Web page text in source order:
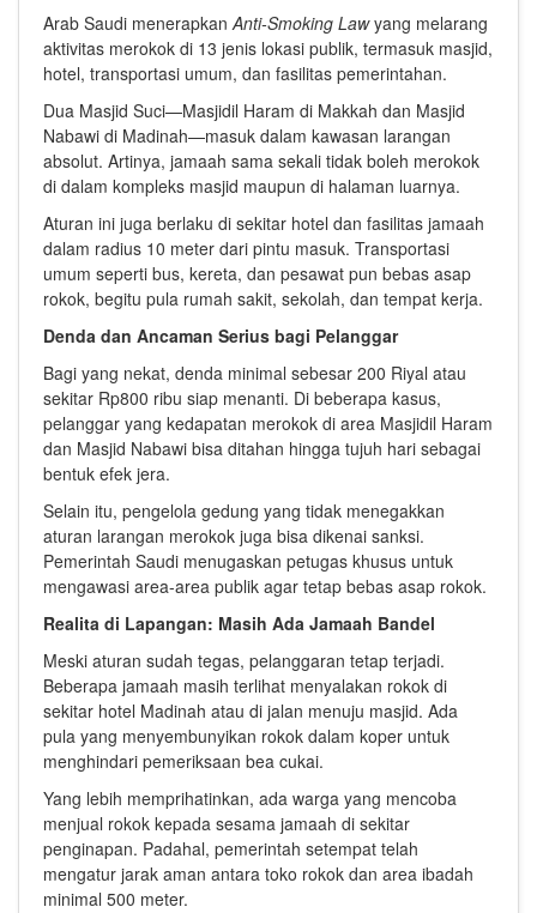
Arab Saudi menerapkanAnti-Smoking Lawyang melarang
aktivitas merokok di 13 jenis lokasi publik, termasuk masjid,
hotel, transportasi umum, dan fasilitas pemerintahan.
Dua Masjid Suci—Masjidil Haram di Makkah dan Masjid
Nabawi di Madinah—masuk dalam kawasan larangan
absolut. Artinya, jamaah sama sekali tidak boleh merokok
di dalam kompleks masjid maupun di halaman luarnya.
Aturan ini juga berlaku di sekitar hotel dan fasilitas jamaah
dalam radius 10 meter dari pintu masuk. Transportasi
umum seperti bus, kereta, dan pesawat pun bebas asap
rokok, begitu pula rumah sakit, sekolah, dan tempat kerja.
Denda dan Ancaman Serius bagi Pelanggar
Bagi yang nekat, denda minimal sebesar 200 Riyal atau
sekitar Rp800 ribu siap menanti. Di beberapa kasus,
pelanggar yang kedapatan merokok di area Masjidil Haram
dan Masjid Nabawi bisa ditahan hingga tujuh hari sebagai
bentuk efek jera.
Selain itu, pengelola gedung yang tidak menegakkan
aturan larangan merokok juga bisa dikenai sanksi.
Pemerintah Saudi menugaskan petugas khusus untuk
mengawasi area-area publik agar tetap bebas asap rokok.
Realita di Lapangan: Masih Ada Jamaah Bandel
Meski aturan sudah tegas, pelanggaran tetap terjadi.
Beberapa jamaah masih terlihat menyalakan rokok di
sekitar hotel Madinah atau di jalan menuju masjid. Ada
pula yang menyembunyikan rokok dalam koper untuk
menghindari pemeriksaan bea cukai.
Yang lebih memprihatinkan, ada warga yang mencoba
menjual rokok kepada sesama jamaah di sekitar
penginapan. Padahal, pemerintah setempat telah
mengatur jarak aman antara toko rokok dan area ibadah
minimal 500 meter.